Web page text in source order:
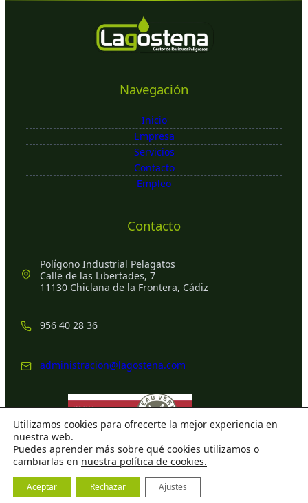
Navegación
Inicio
Empresa
Servicios
Contacto
Empleo
Contacto
Polígono Industrial Pelagatos
Calle de las Libertades, 7
11130 Chiclana de la Frontera, Cádiz
956 40 28 36
administracion@lagostena.com
© 2025 Ignacio Lagóstena Bisbal, S.L.Aviso Legal
Privacidad. Todos los derechos reservados.
Utilizamos cookies para ofrecerte la mejor experiencia en
nuestra web.
Puedes aprender más sobre qué cookies utilizamos o
cambiarlas en nuestra política de cookies.
Aceptar Rechazar Ajustes